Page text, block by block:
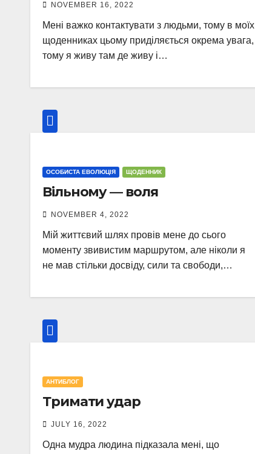
NOVEMBER 16, 2022
Мені важко контактувати з людьми, тому в моїх
щоденниках цьому приділяється окрема увага,
тому я живу там де живу і…
ОСОБИСТА ЕВОЛЮЦІЯ ЩОДЕННИК
Вільному — воля
NOVEMBER 4, 2022
Мій життєвий шлях провів мене до сього
моменту звивистим маршрутом, але ніколи я
не мав стільки досвіду, сили та свободи,…
АНТИБЛОГ
Тримати удар
JULY 16, 2022
Одна мудра людина підказала мені, що